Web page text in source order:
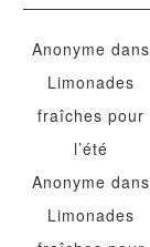
Anonyme dans
Limonades
fraîches pour
l’été
Anonyme dans
Limonades